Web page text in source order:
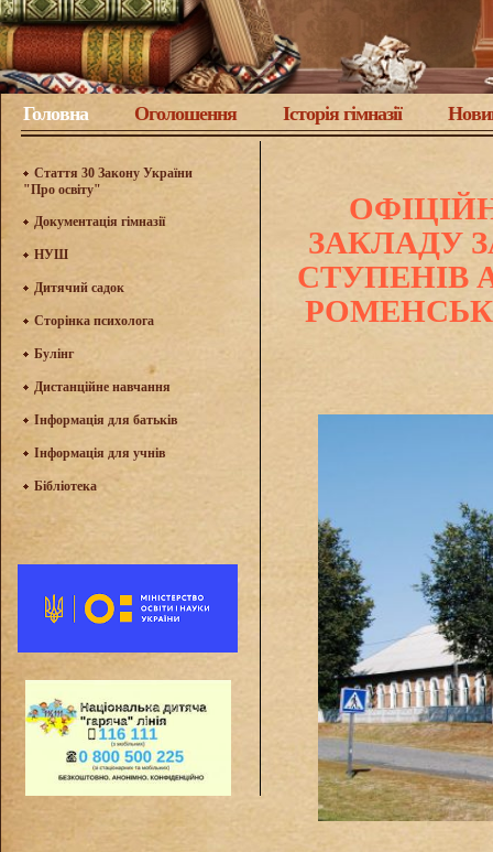
Головна Оголошення Історія гімназії
Стаття 30 Закону України
"Про освіту"
Документація гімназії
НУШ
Дитячий садок
Сторінка психолога
Булінг
Дистанційне навчання
Інформація для батьків
Інформація для учнів
Бібліотека
ЗАКЛАДУ
СТУПЕНІВ